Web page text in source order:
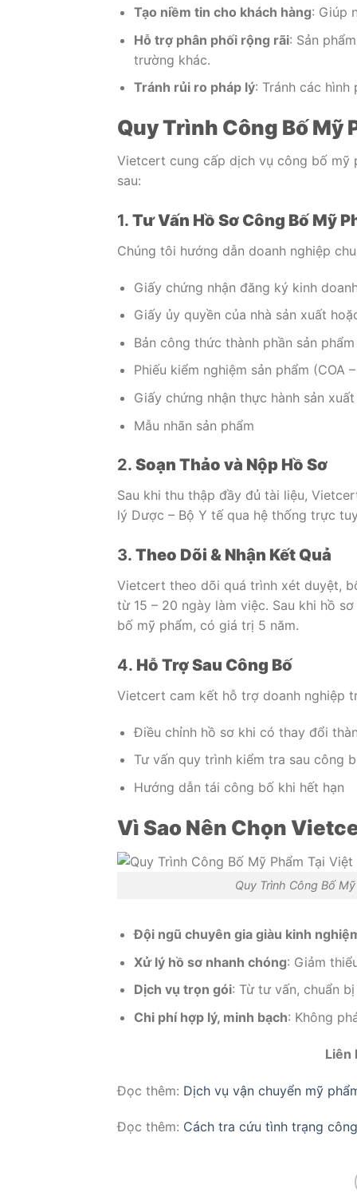
Tạo niềm tin cho khách hàng: Giúp
Hỗ trợ phân phối rộng rãi: Sản
trường khác.
Tránh rủi ro pháp lý: Tránh các
Quy Trình Công Bố Mỹ
Vietcert cung cấp dịch vụ công bố mỹ
sau:
1. Tư Vấn Hồ Sơ Công Bố Mỹ
Chúng tôi hướng dẫn doanh nghiệp
Giấy chứng nhận đăng ký kinh
Giấy ủy quyền của nhà sản xuất
Bản công thức thành phần sản phẩm
Phiếu kiểm nghiệm sản phẩm (COA
Giấy chứng nhận thực hành sản
Mẫu nhãn sản phẩm
2. Soạn Thảo và Nộp Hồ Sơ
Sau khi thu thập đầy đủ tài liệu,
lý Dược – Bộ Y tế qua hệ thống trực
3. Theo Dõi & Nhận Kết Quả
Vietcert theo dõi quá trình xét duyệt,
từ 15 – 20 ngày làm việc. Sau khi hồ
bố mỹ phẩm, có giá trị 5 năm.
4. Hỗ Trợ Sau Công Bố
Vietcert cam kết hỗ trợ doanh nghiệp
Điều chỉnh hồ sơ khi có thay đổi
Tư vấn quy trình kiểm tra sau công
Hướng dẫn tái công bố khi hết hạn
Vì Sao Nên Chọn
Quy Trình Công Bố
Đội ngũ chuyên gia giàu kinh
Xử lý hồ sơ nhanh chóng: Giảm
Dịch vụ trọn gói: Từ tư vấn, chuẩn
Chi phí hợp lý, minh bạch: Không
Liên
Đọc thêm: Dịch vụ vận chuyển mỹ
Đọc thêm: Cách tra cứu tình trạng